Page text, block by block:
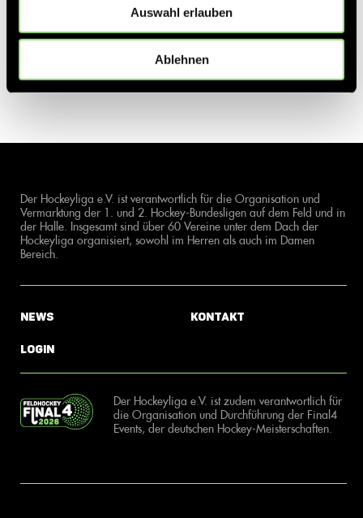
Auswahl erlauben
Ablehnen
Der Hockeyliga e.V. ist verantwortlich für die Organisation und
Vermarktung der 1. und 2. Hockey-Bundesligen auf dem Feld und in
der Halle. Insgesamt sind über 60 Vereine unter dem Dach der
Hockeyliga organisiert, sowohl im Herren als auch im Damen
Bereich.
News
Login
Kontakt
Der Hockeyliga e.V. ist zudem verantwortlich für
die Organisation und Durchführung der Final4
Events, der deutschen Hockey-Meisterschaften.